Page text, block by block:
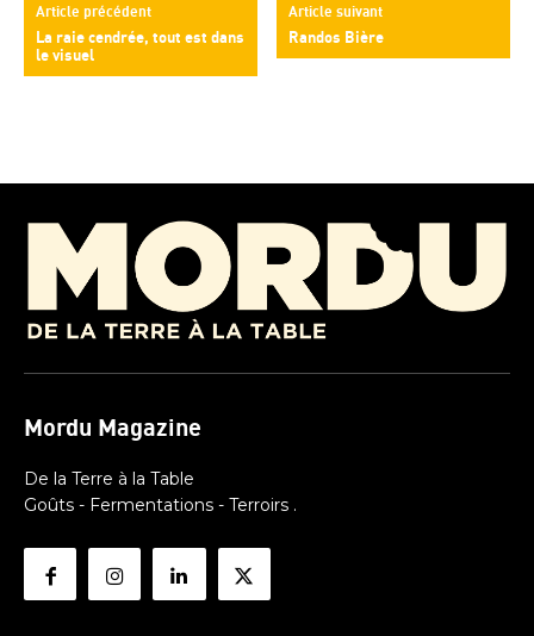
Article précédent
La raie cendrée, tout est dans
le visuel
Article suivant
Randos Bière
Mordu Magazine
De la Terre à la Table
Goûts - Fermentations - Terroirs .